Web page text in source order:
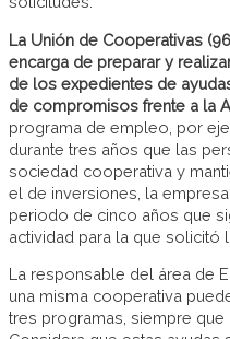
La Unión de Cooperativas
encarga de preparar y
de los expedientes de
de compromisos frente a la
programa de empleo, por
durante tres años que las
sociedad cooperativa y
el de inversiones, la
periodo de cinco años que
actividad para la que solicitó
La responsable del área de
una misma cooperativa
tres programas, siempre